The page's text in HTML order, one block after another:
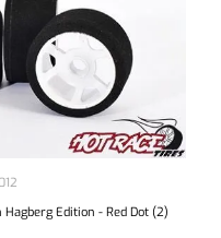
Edition - Red Dot (2)